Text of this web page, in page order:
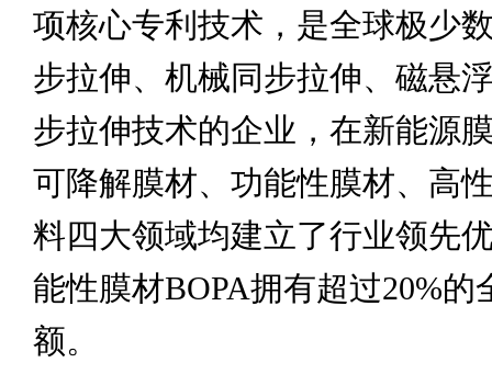
项核心专利技术，是全球极少
步拉伸、机械同步拉伸、磁悬
步拉伸技术的企业，在新能源
可降解膜材、功能性膜材、高
料四大领域均建立了行业领先
能性膜材BOPA拥有超过20%的
额。